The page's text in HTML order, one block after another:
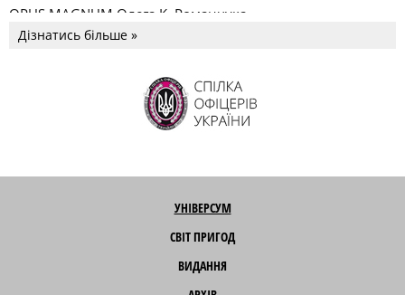
OPUS MAGNUM Олега К. Романчука
Дізнатись більше »
УНІВЕРСУМ
СВІТ ПРИГОД
ВИДАННЯ